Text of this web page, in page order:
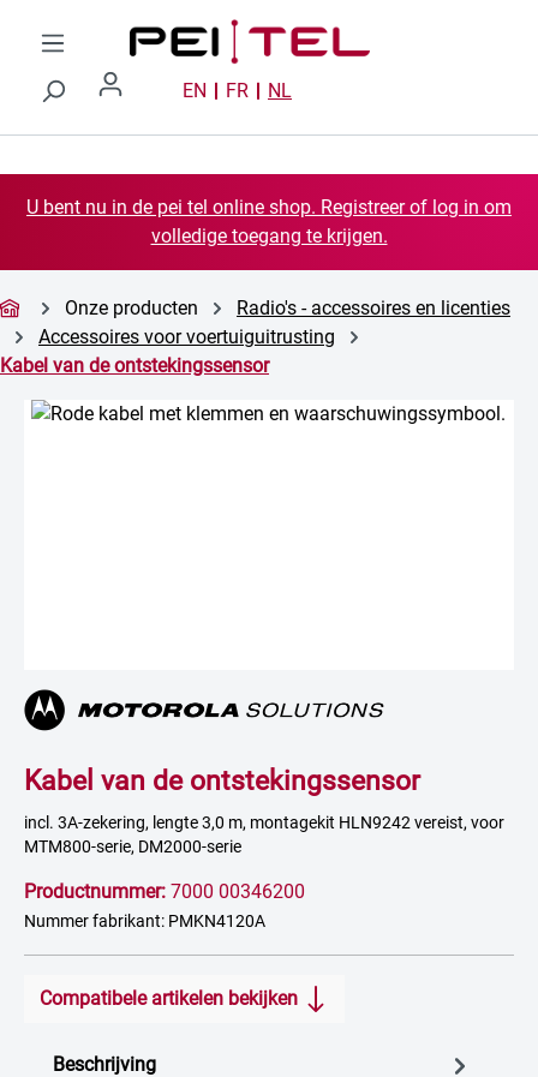
Ga naar de hoofdinhoud
EN FR NL
U bent nu in de pei tel online shop. Registreer of log in om
volledige toegang te krijgen.
Onze producten
Radio's - accessoires en licenties
Accessoires voor voertuiguitrusting
Kabel van de ontstekingssensor
Afbeeldingengalerij overslaan
Kabel van de ontstekingssensor
incl. 3A-zekering, lengte 3,0 m, montagekit HLN9242 vereist, voor
MTM800-serie, DM2000-serie
Productnummer: 7000 00346200
Nummer fabrikant: PMKN4120A
Compatibele artikelen bekijken
Beschrijving